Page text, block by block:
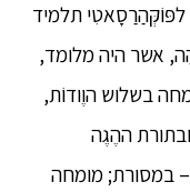
לפּוֹקְּהַרַסָאטִי תלמיד
אשר היה מלומד,
בשלוש הוֶודוֹת,
ההֶגֶה
– במסורת; מומחה